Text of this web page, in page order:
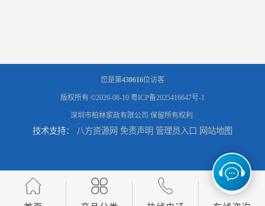
您是第430616位访客
版权所有 ©2026-08-10 粤ICP备2025416647号-1
深圳市柏林家政有限公司 保留所有权利.
技术支持： 八方资源网 免责声明 管理员入口 网站地图